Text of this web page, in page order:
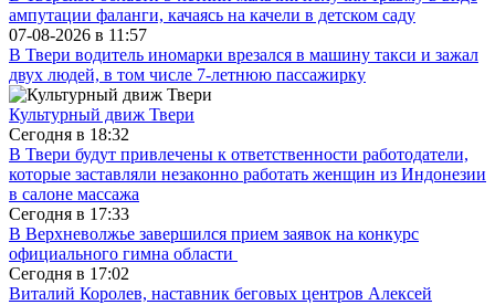
ампутации фаланги, качаясь на качели в детском саду
07-08-2026 в 11:57
В Твери водитель иномарки врезался в машину такси и зажал
двух людей, в том числе 7-летнюю пассажирку
Культурный движ Твери
Сегодня в 18:32
В Твери будут привлечены к ответственности работодатели,
которые заставляли незаконно работать женщин из Индонезии
в салоне массажа
Сегодня в 17:33
В Верхневолжье завершился прием заявок на конкурс
официального гимна области
Сегодня в 17:02
Виталий Королев, наставник беговых центров Алексей